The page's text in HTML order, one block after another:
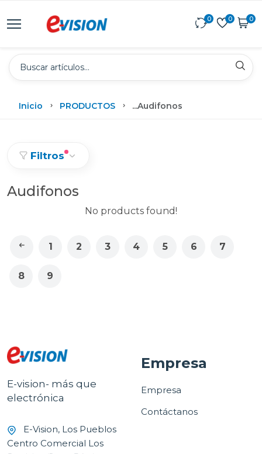
0 0 0
Inicio PRODUCTOS ...Audifonos
Filtros
Audifonos
No products found!
1 2 3 4 5 6 7
8 9
E-vision- más que
electrónica
E-Vision, Los Pueblos
Centro Comercial Los
Empresa
Empresa
Contáctanos